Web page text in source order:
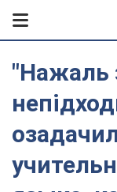
"Нажаль